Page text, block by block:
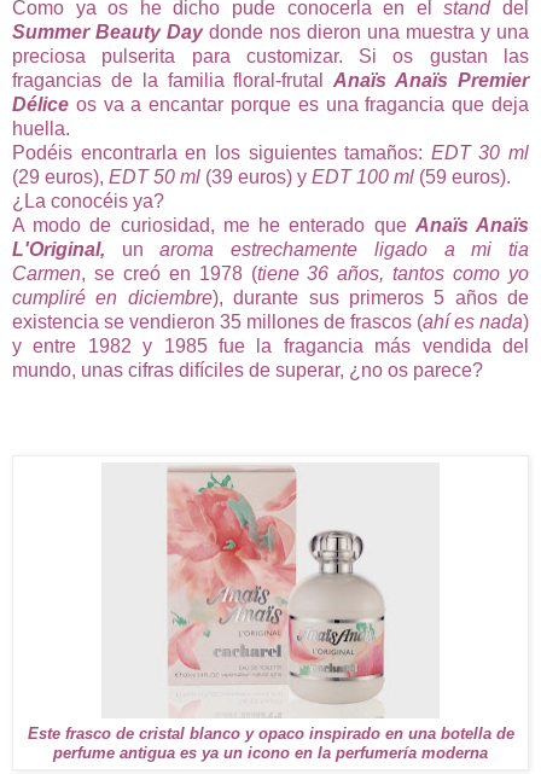
Como ya os he dicho pude conocerla en elstanddel
Summer Beauty Daydonde nos dieron una muestra y una
preciosa pulserita para customizar. Si os gustan las
fragancias de la familia floral-frutalAnaïs Anaïs Premier
Délice os va a encantar porque es una fragancia que deja
huella.
Podéis encontrarla en los siguientes tamaños: EDT 30 ml
(29 euros), EDT 50 ml (39 euros) y EDT 100 ml (59 euros).
¿La conocéis ya?
A modo de curiosidad, me he enterado que Anaïs Anaïs
L'Original, unaroma estrechamente ligado a mi tia
Carmen, se creó en 1978 (tiene 36 años, tantos como yo
cumpliré en diciembre), durante sus primeros 5 años de
existencia se vendieron 35 millones de frascos (ahí es nada)
y entre 1982 y 1985 fue la fragancia más vendida del
mundo, unas cifras difíciles de superar, ¿no os parece?
Este frasco de cristal blanco y opaco inspirado en una botella de
perfume antigua es ya un icono en la perfumería moderna